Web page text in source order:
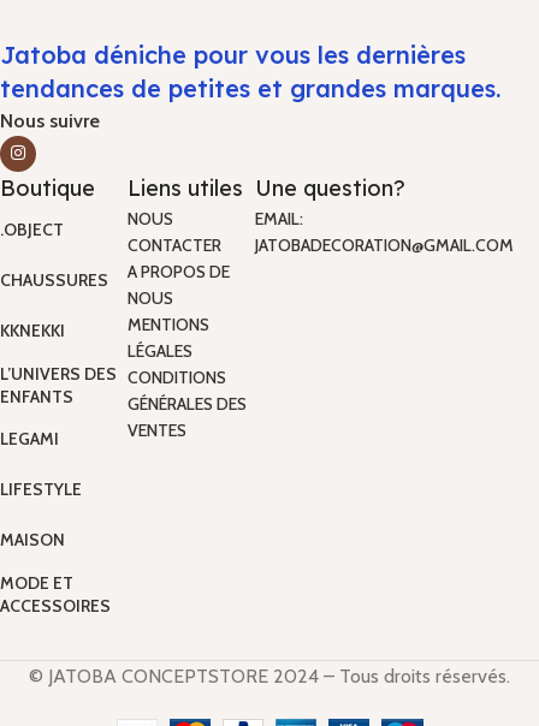
Jatoba déniche pour vous les dernières
tendances de petites et grandes marques.
Nous suivre
Boutique
.OBJECT
CHAUSSURES
KKNEKKI
L’UNIVERS DES
ENFANTS
LEGAMI
LIFESTYLE
MAISON
MODE ET
ACCESSOIRES
Liens utiles
NOUS
CONTACTER
A PROPOS DE
NOUS
MENTIONS
LÉGALES
CONDITIONS
GÉNÉRALES DES
VENTES
Une question?
EMAIL:
JATOBADECORATION@GMAIL.COM
© JATOBA CONCEPTSTORE 2024 – Tous droits réservés.